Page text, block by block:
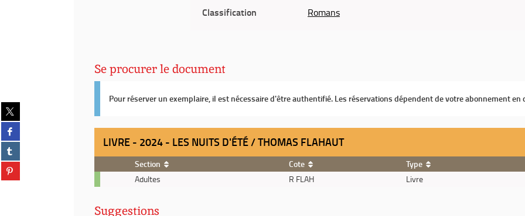
Partager
sur
twitter
(Nouvelle
fenêtre)
Partager
sur
facebook
(Nouvelle
fenêtre)
Partager
sur
tumblr
(Nouvelle
Partager
sur
Classification Romans
Se procurer le document
Pour réserver un exemplaire, il est nécessaire d'être authentifié. Les réservations dépendent de votre abonnement en
LIVRE - 2024 - LES NUITS D'ÉTÉ / THOMAS FLAHAUT
-
-
Section Cote Type
Adultes
R FLAH Livre
Suggestions